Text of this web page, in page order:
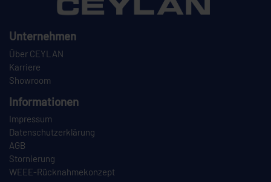
Unternehmen
Über CEYLAN
Karriere
Showroom
Informationen
Impressum
Datenschutzerklärung
AGB
Stornierung
WEEE-Rücknahmekonzept